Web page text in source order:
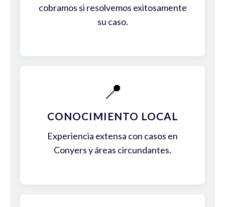
cobramos si resolvemos exitosamente
su caso.
📍
CONOCIMIENTO LOCAL
Experiencia extensa con casos en
Conyers y áreas circundantes.